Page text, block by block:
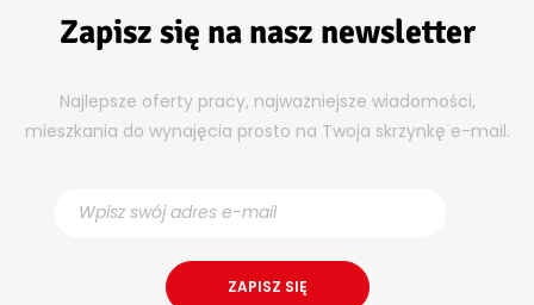
Zapisz się na nasz newsletter
Najlepsze oferty pracy, najważniejsze wiadomości,
mieszkania do wynajęcia prosto na Twoja skrzynkę e-mail.